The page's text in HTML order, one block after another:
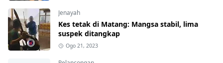
Jenayah
Kes tetak di Matang: Mangsa stabil, lima
suspek ditangkap
Ogo 21, 2023